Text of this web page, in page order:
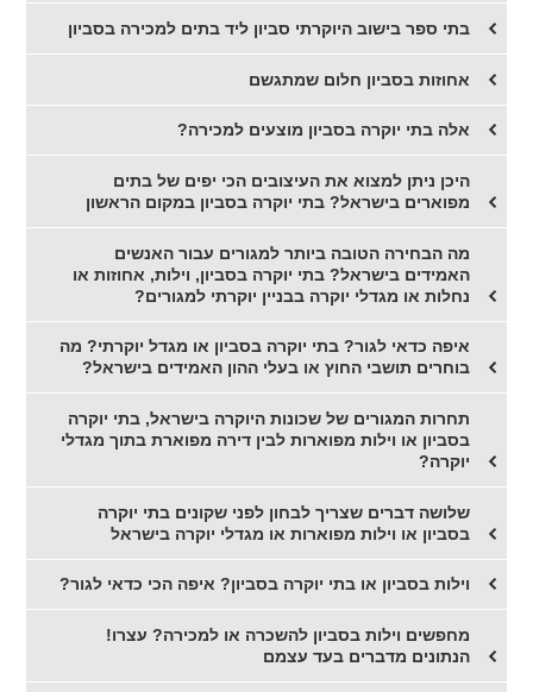
בתי ספר בישוב היוקרתי סביון ליד בתים למכירה בסביון
אחוזות בסביון חלום שמתגשם
אלה בתי יוקרה בסביון מוצעים למכירה?
היכן ניתן למצוא את העיצובים הכי יפים של בתים
מפוארים בישראל? בתי יוקרה בסביון במקום הראשון
מה הבחירה הטובה ביותר למגורים עבור האנשים
האמידים בישראל? בתי יוקרה בסביון, וילות, אחוזות או
נחלות או מגדלי יוקרה בבניין יוקרתי למגורים?
איפה כדאי לגור? בתי יוקרה בסביון או מגדל יוקרתי? מה
בוחרים תושבי החוץ או בעלי ההון האמידים בישראל?
תחרות המגורים של שכונות היוקרה בישראל, בתי יוקרה
בסביון או וילות מפוארות לבין דירה מפוארת בתוך מגדלי
יוקרה?
שלושה דברים שצריך לבחון לפני שקונים בתי יוקרה
בסביון או וילות מפוארות או מגדלי יוקרה בישראל
וילות בסביון או בתי יוקרה בסביון? איפה הכי כדאי לגור?
מחפשים וילות בסביון להשכרה או למכירה? עצרו!
הנתונים מדברים בעד עצמם